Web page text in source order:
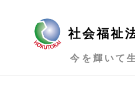
社会福祉
今を輝いて